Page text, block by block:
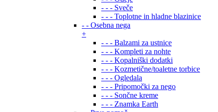
- - - Sveče
- - - Toplotne in hladne blazinice
- - Osebna nega
+
- - - Balzami za ustnice
- - - Kompleti za nohte
- - - Kopalniški dodatki
- - - Kozmetične/toaletne torbice
- - - Ogledala
- - - Pripomočki za nego
- - - Sončne kreme
- - - Znamka Earth